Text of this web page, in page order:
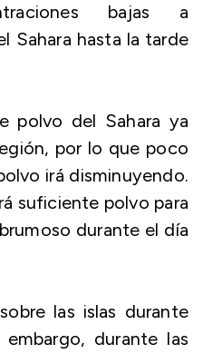
bajas a
Sahara hasta la tarde
polvo del Sahara ya
por lo que poco
irá disminuyendo.
suficiente polvo para
durante el día
las islas durante
durante las